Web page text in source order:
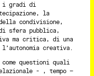
i gradi di
la
condivisione,
sfera pubblica,
ma critica, di una
creativa.
come questioni quali
- , tempo –